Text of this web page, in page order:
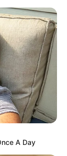
)
นจริง ต้องค้น
บรักเขา แอบ
เพราะความ
ง ช่วงนี้เนื้อ
งเลือกให้ดี
ยังดูเชิงกันอยู่
ถ้ามีคนรัก
A Day